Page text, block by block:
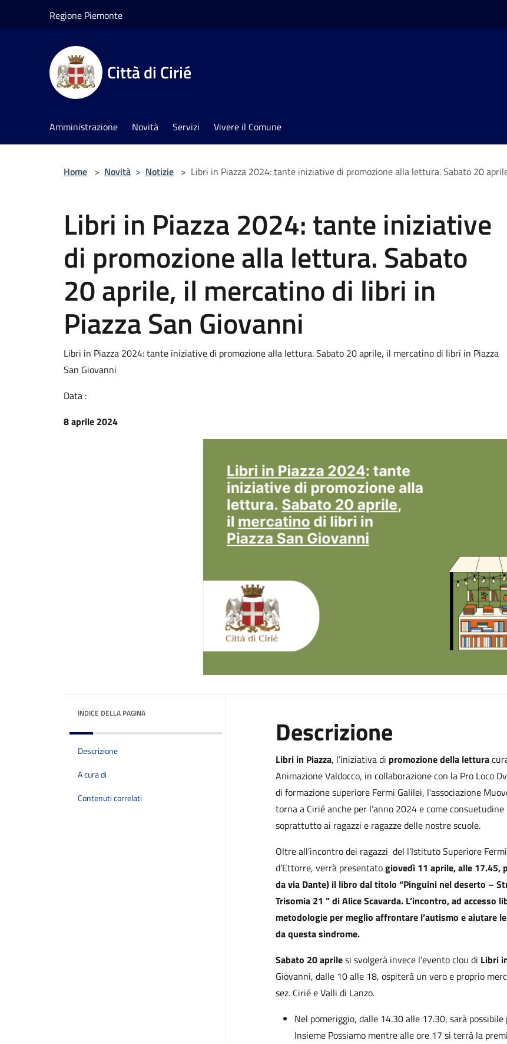
Regione Piemonte
Città di Cirié
Amministrazione Novità Servizi Vivere il Comune
Home > Novità > Notizie > Libri in Piazza 2024: tante iniziative di promozione alla lettura. Sabato 20
Libri in Piazza 2024: tante iniziative
di promozione alla lettura. Sabato
20 aprile, il mercatino di libri in
Piazza San Giovanni
Libri in Piazza 2024: tante iniziative di promozione alla lettura. Sabato 20 aprile, il mercatino di libri in Piazza
San Giovanni
Data :
8 aprile 2024
INDICE DELLA PAGINA
Descrizione
A cura di
Contenuti correlati
Descrizione
Libri in Piazza, l’iniziativa di promozione della lettura
Animazione Valdocco, in collaborazione con la Pro Loco
di formazione superiore Fermi Galilei, l'associazione
torna a Cirié anche per l’anno 2024 e come
soprattutto ai ragazzi e ragazze delle nostre scuole.
Oltre all’incontro dei ragazzi del l’Istituto Superiore
d’Ettorre, verrà presentatogiovedì 11 aprile, alle 17.45,
da via Dante) il libro dal titolo “Pinguini nel deserto –
Trisomia 21 ” di Alice Scavarda. L’incontro, ad
metodologie per meglio affrontare l’autismo e aiutare
da questa sindrome.
Sabato 20 aprilesi svolgerà invece l’evento clou di Libri
Giovanni, dalle 10 alle 18, ospiterà un vero e proprio
sez. Cirié e Valli di Lanzo.
Nel pomeriggio, dalle 14.30 alle 17.30, sarà
Insieme Possiamo mentre alle ore 17 si terrà la